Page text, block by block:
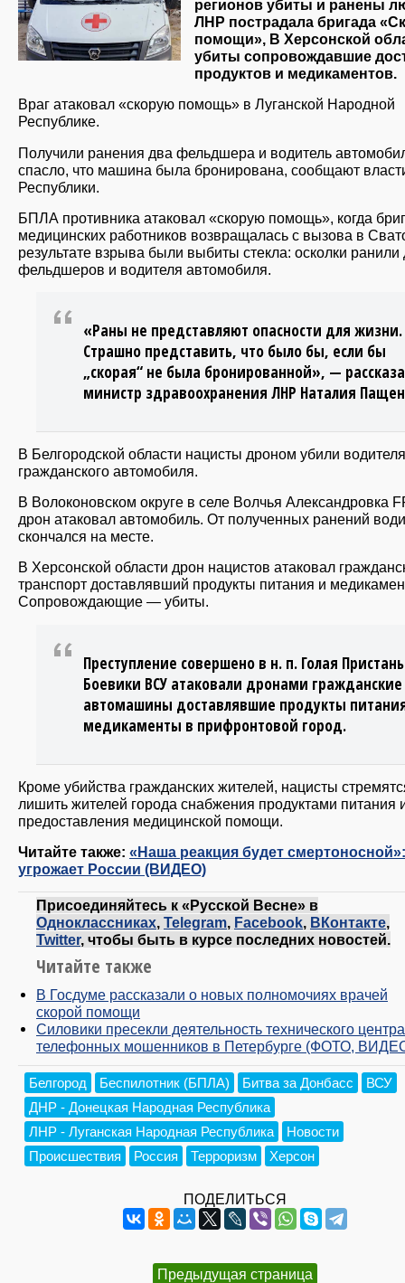
регионов убиты и ранены
ЛНР пострадала бригада
помощи», В Херсонской
убиты сопровождавшие
продуктов и медикаментов.
Враг атаковал «скорую помощь» в Луганской Народной
Республике.
Получили ранения два фельдшера и водитель
спасло, что машина была бронирована, сообщают
Республики.
БПЛА противника атаковал «скорую помощь», когда
медицинских работников возвращалась с вызова в
результате взрыва были выбиты стекла: осколки ранили
фельдшеров и водителя автомобиля.
«Раны не представляют опасности для жизни.
Страшно представить, что было бы, если бы
„скорая“ не была бронированной», —
министр здравоохранения ЛНР Наталия
В Белгородской области нацисты дроном убили водителя
гражданского автомобиля.
В Волоконовском округе в селе Волчья Александровка
дрон атаковал автомобиль. От полученных ранений
скончался на месте.
В Херсонской области дрон нацистов атаковал
транспорт доставлявший продукты питания и
Сопровождающие — убиты.
Преступление совершено в н. п. Голая
Боевики ВСУ атаковали дронами гражданские
автомашины доставлявшие продукты
медикаменты в прифронтовой город.
Кроме убийства гражданских жителей, нацисты
лишить жителей города снабжения продуктами питания
предоставления медицинской помощи.
Читайте также: «Наша реакция будет
угрожает России (ВИДЕО)
Присоединяйтесь к «Русской Весне» в
Одноклассниках, Telegram, Facebook, ВКонтакте,
Twitter, чтобы быть в курсе последних новостей.
Читайте также
В Госдуме рассказали о новых полномочиях врачей
скорой помощи
Силовики пресекли деятельность технического центра
телефонных мошенников в Петербурге (ФОТО,
Белгород Беспилотник (БПЛА) Битва за Донбасс
ВСУ
ДНР - Донецкая Народная Республика
ЛНР - Луганская Народная Республика
Новости
Происшествия
Россия Терроризм Херсон
ПОДЕЛИТЬСЯ
Предыдущая страница